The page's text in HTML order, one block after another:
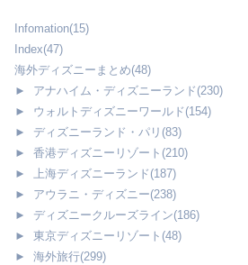
Infomation(15)
Index(47)
海外ディズニーまとめ(48)
►
アナハイム・ディズニーランド (230)
►
ウォルトディズニーワールド (154)
►
ディズニーランド・パリ (83)
►
香港ディズニーリゾート (210)
►
上海ディズニーランド (187)
►
アウラニ・ディズニー(238)
►
ディズニークルーズライン(186)
►
東京ディズニーリゾート (48)
►
海外旅行(299)